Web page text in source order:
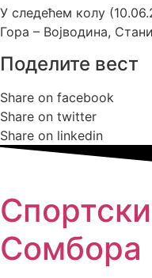
У следећем колу
Гора – Војводина,
Поделите вест
Share on facebook
Share on twitter
Share on linkedin
Сомбора​